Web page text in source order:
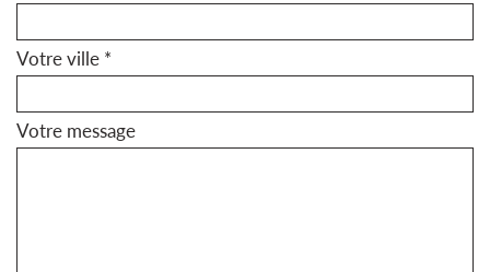
Votre ville *
Votre message